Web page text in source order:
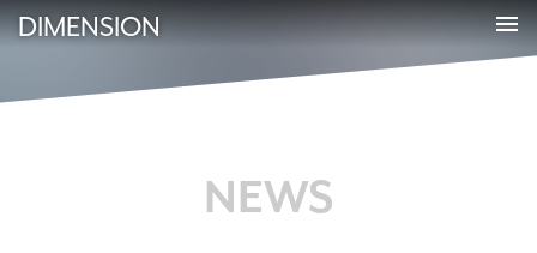
DIMENSION
NEWS